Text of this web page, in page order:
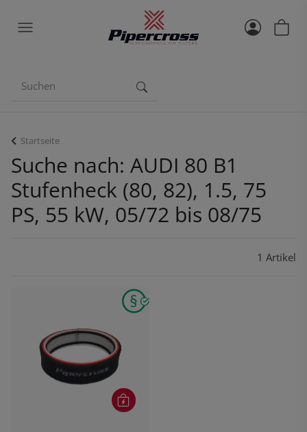
Startseite
Suche nach: AUDI 80 B1
Stufenheck (80, 82), 1.5, 75
PS, 55 kW, 05/72 bis 08/75
1 Artikel